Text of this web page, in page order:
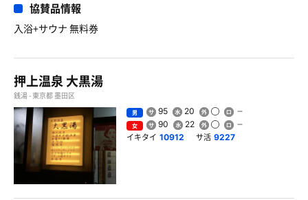
協賛品情報
入浴+サウナ 無料券
押上温泉 大黒湯
銭湯 - 東京都 墨田区
男 95 20
女 90 22
イキタイ 10912 サ活 9227